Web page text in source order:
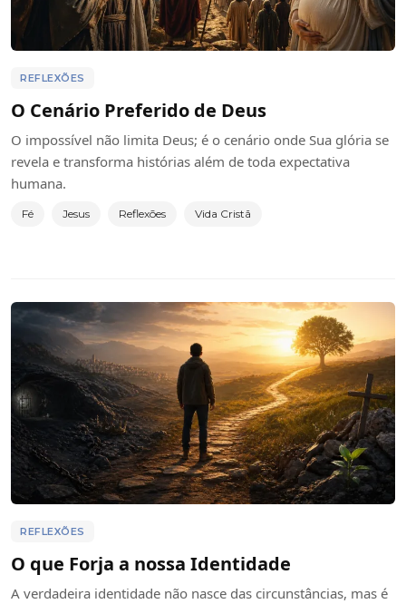
REFLEXÕES
O Cenário Preferido de Deus
O impossível não limita Deus; é o cenário onde Sua glória se
revela e transforma histórias além de toda expectativa
humana.
Fé Jesus Reflexões Vida Cristã
REFLEXÕES
O que Forja a nossa Identidade
A verdadeira identidade não nasce das circunstâncias, mas é